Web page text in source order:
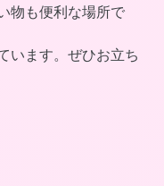
物も便利な場所で
います。ぜひお立ち